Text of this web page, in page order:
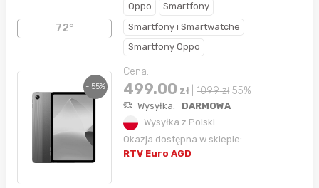
72°
Oppo
Smartfony
Smartfony i Smartwatche
Smartfony Oppo
- 55%
Cena:
499.00 zł 1099zł 55%
Wysyłka:
DARMOWA
Wysyłka z Polski
Okazja dostępna w sklepie:
RTV Euro AGD